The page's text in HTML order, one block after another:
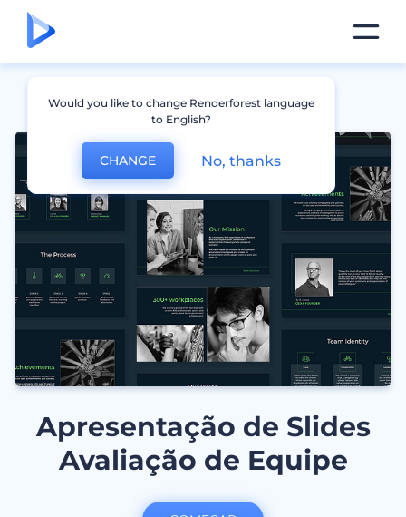
Apresentação de Slides
Avaliação de Equipe
Would you like to change Renderforest language
to English?
CHANGE No, thanks